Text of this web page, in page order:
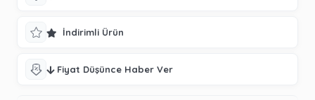
İndirimli Ürün
Fiyat Düşünce Haber Ver